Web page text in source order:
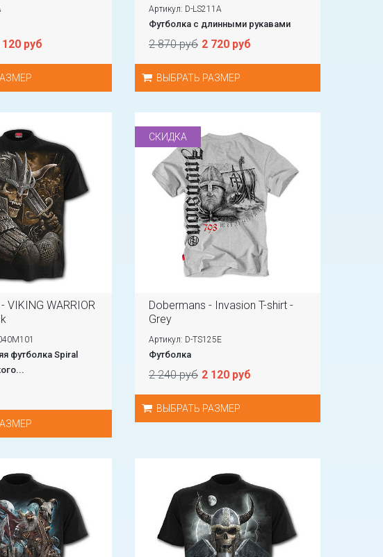
120 руб
Артикул: D-LS211A
Футболка с длинными рукавами
2 870 руб 2 720 руб
ВЫБРАТЬ РАЗМЕР
VIKING WARRIOR
футболка Spiral
СКИДКА
Dobermans - Invasion T-shirt -
Grey
Артикул: D-TS125E
Футболка
2 240 руб 2 120 руб
ВЫБРАТЬ РАЗМЕР